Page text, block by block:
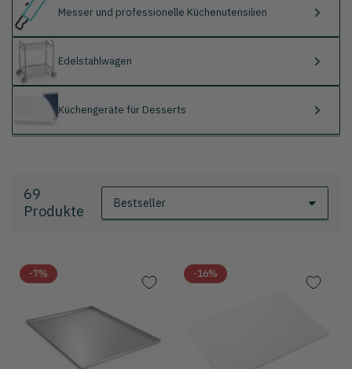
Messer und professionelle Küchenutensilien
Edelstahlwagen
Küchengeräte für Desserts
o
e
a
69
Produkte
-7% -16%